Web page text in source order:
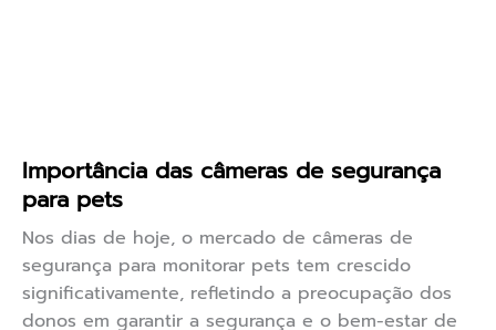
Importância das câmeras de segurança
para pets
Nos dias de hoje, o mercado de câmeras de
segurança para monitorar pets tem crescido
significativamente, refletindo a preocupação dos
donos em garantir a segurança e o bem-estar de